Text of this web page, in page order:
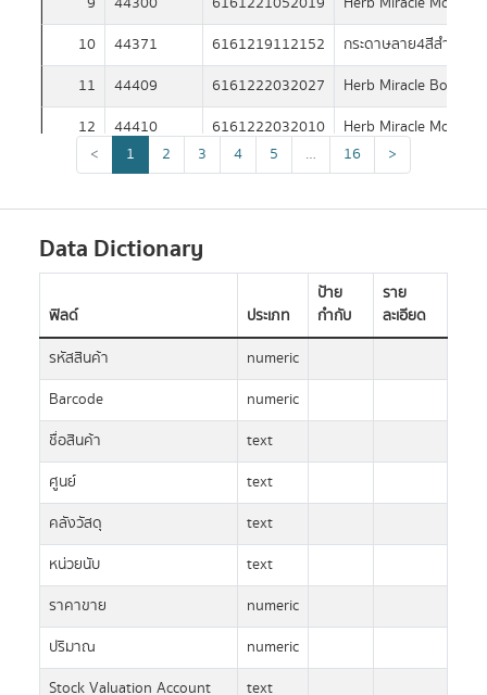
Data Dictionary
ฟิลด์ ประเภท
ป้าย
กำกับ
ราย
ละเอียด
รหัสสินค้า
numeric
Barcode
numeric
ชื่อสินค้า
text
ศูนย์
text
คลังวัสดุ
text
หน่วยนับ
text
ราคาขาย
numeric
ปริมาณ
numeric
Stock Valuation Account
text